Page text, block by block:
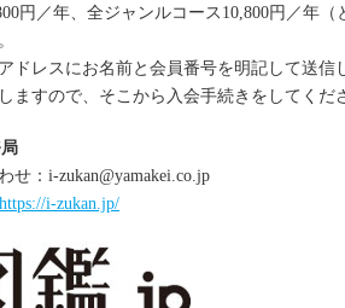
円／年、全ジャンルコース10,800円／年（
ドレスにお名前と会員番号を明記して送信
ますので、そこから入会手続きをしてくだ
せ： i-zukan@yamakei.co.jp
https://i-zukan.jp/